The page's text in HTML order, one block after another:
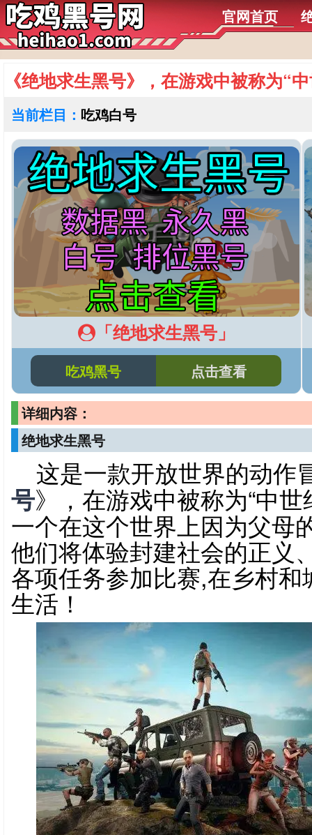
官网首页
《绝地求生黑号》，在游戏中被称为“
当前栏目： 吃鸡白号
「绝地求生黑号」
吃鸡黑号 点击查看
详细内容：
绝地求生黑号
这是一款开放世界的动作
号》，在游戏中被称为“中
一个在这个世界上因为父母
他们将体验封建社会的正义
各项任务参加比赛,在乡村
生活！